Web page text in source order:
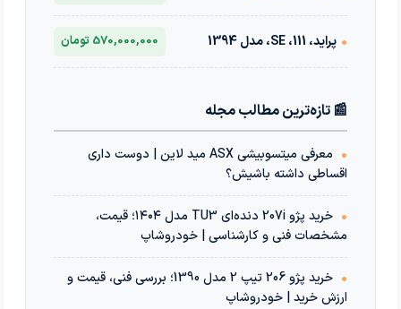
• پراید، 111، SE، مدل 1394 570,000,000 تومان
📰 تازه‌ترین مطالب مجله
•
معرفی میتسوبیشی ASX مید لاین | دوست داری
اقساطی داشته باشیش؟
•
خرید پژو 207i دنده‌ای TU3 مدل ۱۴۰۴؛ قیمت،
مشخصات فنی و کارشناسی | خودروشاپ
•
خرید پژو 206 تیپ 2 مدل 1390؛ بررسی فنی، قیمت و
ارزش خرید | خودروشاپ